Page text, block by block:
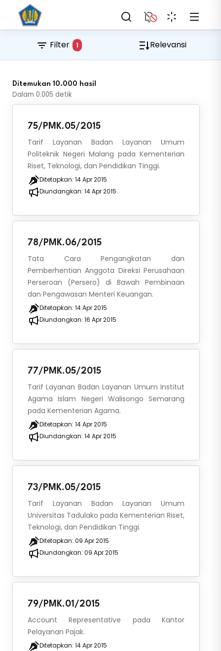
Filter 1 Relevansi
Ditemukan 10.000 hasil
Dalam 0.005 detik
75/PMK.05/2015
Tarif Layanan Badan Layanan Umum
Politeknik Negeri Malang pada Kementerian
Riset, Teknologi, dan Pendidikan Tinggi.
Ditetapkan: 14 Apr 2015
Diundangkan: 14 Apr 2015
78/PMK.06/2015
Tata Cara Pengangkatan dan
Pemberhentian Anggota Direksi Perusahaan
Perseroan (Persero) di Bawah Pembinaan
dan Pengawasan Menteri Keuangan.
Ditetapkan: 14 Apr 2015
Diundangkan: 16 Apr 2015
77/PMK.05/2015
Tarif Layanan Badan Layanan Umum Institut
Agama Islam Negeri Walisongo Semarang
pada Kementerian Agama.
Ditetapkan: 14 Apr 2015
Diundangkan: 14 Apr 2015
73/PMK.05/2015
Tarif Layanan Badan Layanan Umum
Universitas Tadulako pada Kementerian Riset,
Teknologi, dan Pendidikan Tinggi.
Ditetapkan: 09 Apr 2015
Diundangkan: 09 Apr 2015
79/PMK.01/2015
Account Representative pada Kantor
Pelayanan Pajak.
Ditetapkan: 14 Apr 2015